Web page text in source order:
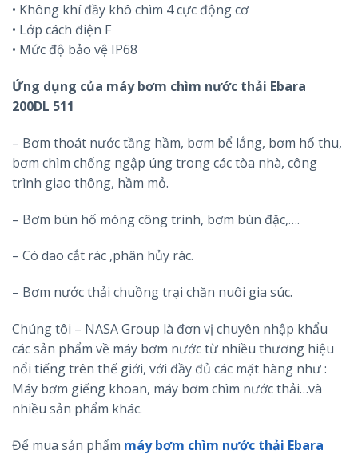
• Không khí đầy khô chìm 4 cực động cơ
• Lớp cách điện F
• Mức độ bảo vệ IP68
Ứng dụng của máy bơm chìm nước thải Ebara
200DL 511
– Bơm thoát nước tầng hầm, bơm bể lắng, bơm hố thu,
bơm chìm chống ngập úng trong các tòa nhà, công
trình giao thông, hầm mỏ.
– Bơm bùn hố móng công trinh, bơm bùn đặc,….
– Có dao cắt rác ,phân hủy rác.
– Bơm nước thải chuồng trại chăn nuôi gia súc.
Chúng tôi – NASA Group là đơn vị chuyên nhập khẩu
các sản phẩm về máy bơm nước từ nhiều thương hiệu
nổi tiếng trên thế giới, với đầy đủ các mặt hàng như :
Máy bơm giếng khoan, máy bơm chìm nước thải…và
nhiều sản phẩm khác.
Để mua sản phẩm máy bơm chìm nước thải Ebara